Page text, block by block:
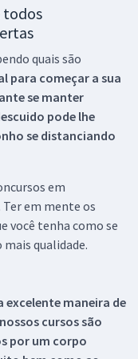
todos
quais são
para começar a sua
se manter
pode lhe
se distanciando
em
em mente os
você tenha como se
qualidade.
excelente maneira de
cursos são
por um corpo